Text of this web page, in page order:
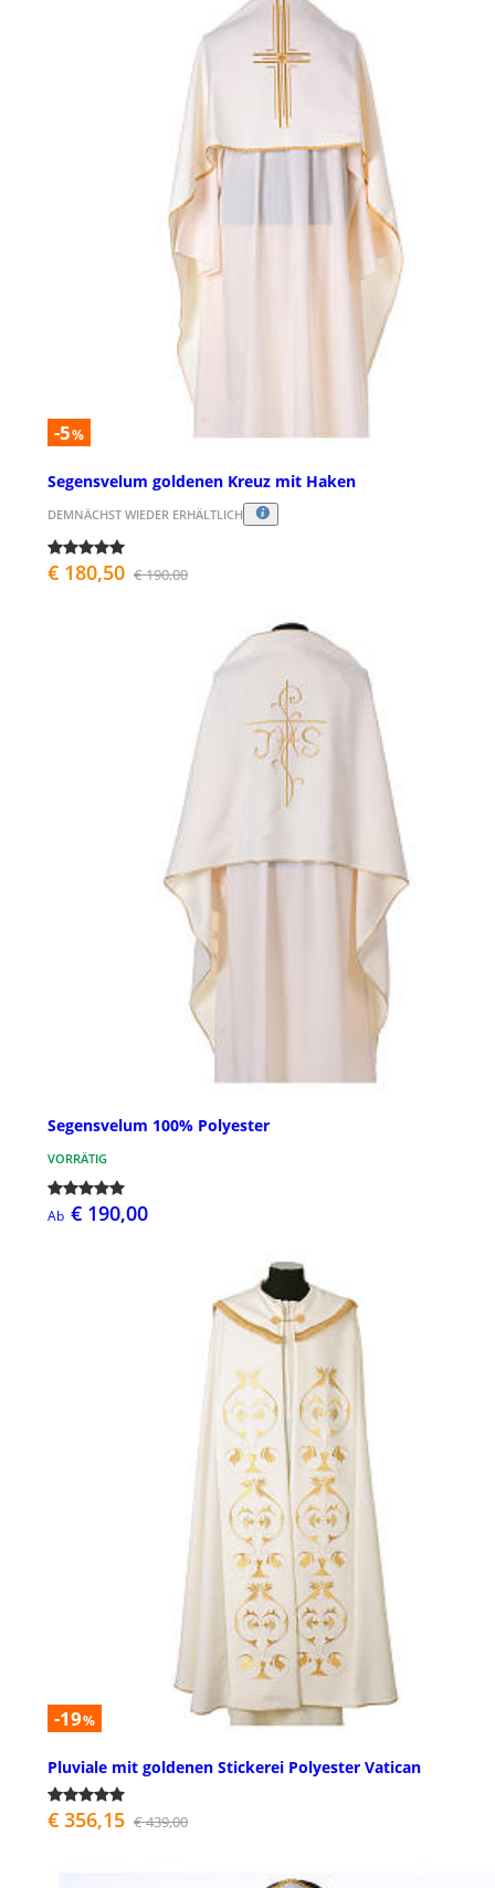
-5%
Segensvelum goldenen Kreuz mit Haken
DEMNÄCHST WIEDER ERHÄLTLICH
€ 180,50 € 190,00
Segensvelum 100% Polyester
VORRÄTIG
Ab € 190,00
-19%
Pluviale mit goldenen Stickerei Polyester Vatican
€ 356,15 € 439,00